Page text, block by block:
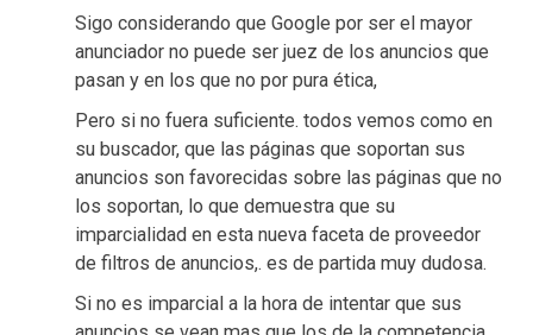
Sigo considerando que Google por ser el mayor
anunciador no puede ser juez de los anuncios que
pasan y en los que no por pura ética,
Pero si no fuera suficiente. todos vemos como en
su buscador, que las páginas que soportan sus
anuncios son favorecidas sobre las páginas que no
los soportan, lo que demuestra que su
imparcialidad en esta nueva faceta de proveedor
de filtros de anuncios,. es de partida muy dudosa.
Si no es imparcial a la hora de intentar que sus